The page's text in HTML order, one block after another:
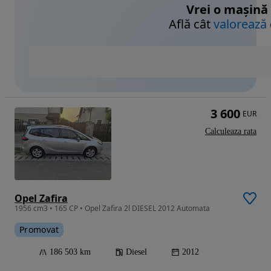
Vrei o mașină
Află câtvalorează
Opel Zafira
1956 cm3 • 165 CP • Opel Zafira 2l DIESEL 2012 Automata
Promovat
186 503 km Diesel 2012
3 600 EUR
Calculeaza rata